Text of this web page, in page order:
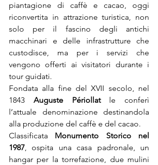
piantagione di caffè e cacao, oggi
riconvertita in attrazione turistica, non
solo per il fascino degli antichi
macchinari e delle infrastrutture che
custodisce, ma per i servizi che
vengono offerti ai visitatori durante i
tour guidati.
Fondata alla fine del XVII secolo, nel
1843 Auguste Périollat le conferì
l’attuale denominazione destinandola
alla produzione del caffè e del cacao.
Classificata Monumento Storico nel
1987, ospita una casa padronale, un
hangar per la torrefazione, due mulini